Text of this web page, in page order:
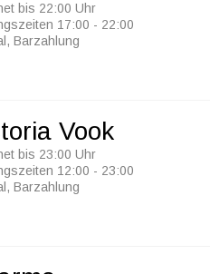
bis 22:00 Uhr
17:00 - 22:00
Barzahlung
Vook
bis 23:00 Uhr
12:00 - 23:00
Barzahlung